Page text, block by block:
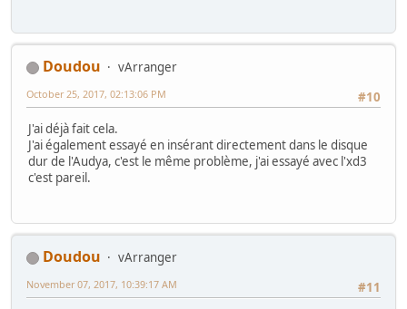
Doudou
vArranger
#10
October 25, 2017, 02:13:06 PM
J'ai déjà fait cela.
J'ai également essayé en insérant directement dans le disque
dur de l'Audya, c'est le même problème, j'ai essayé avec l'xd3
c'est pareil.
Doudou
vArranger
#11
November 07, 2017, 10:39:17 AM